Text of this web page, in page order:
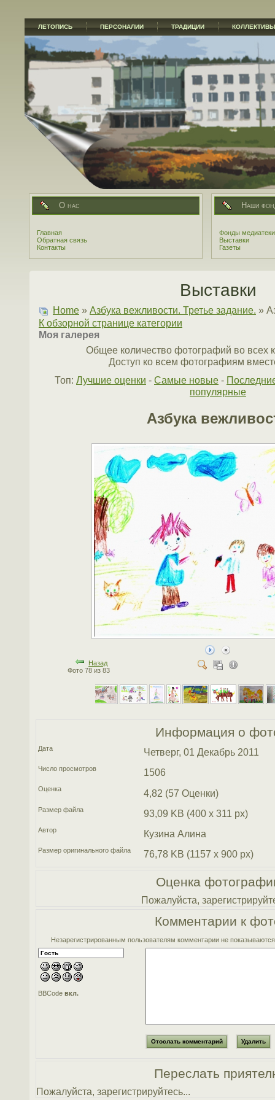
ЛЕТОПИСЬ ПЕРСОНАЛИИ ТРАДИЦИИ КОЛЛЕКТИВЫ
О нас
Главная
Обратная связь
Контакты
Наши
Фонды медиатеки
Выставки
Газеты
Выставки
Home » Азбука вежливости. Третье задание. »
К обзорной странице категории
Моя галерея
Общее количество фотографий во всех
Доступ ко всем фотографиям
Топ: Лучшие оценки - Самые новые -
популярные
Азбука
Назад
Фото 78 из 83
Информация о
Дата Четверг, 01 Декабрь 2011
Число просмотров 1506
Оценка 4,82 (57 Оценки)
Размер файла 93,09 KB (400 x 311 px)
Автор Кузина Алина
Размер оригинального файла 76,78 KB (1157 x 900 px)
Оценка
Пожалуйста,
Комментарии к
Незарегистрированным пользователям комментарии не
BBCodeвкл.
Переслать
Пожалуйста, зарегистрируйтесь...